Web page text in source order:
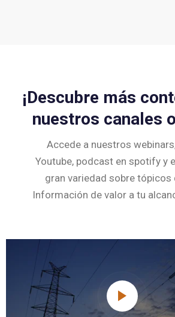
¡Descubre más
nuestros canales
Accede a nuestros
Youtube, podcast en spotify y
gran variedad sobre tópicos
Información de valor a tu